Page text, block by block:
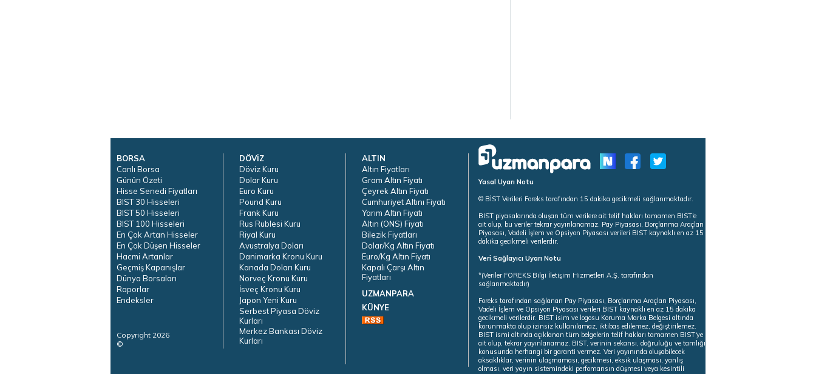
BORSA
Canlı Borsa
Günün Özeti
Hisse Senedi Fiyatları
BIST 30 Hisseleri
BIST 50 Hisseleri
BIST 100 Hisseleri
En Çok Artan Hisseler
En Çok Düşen Hisseler
Hacmi Artanlar
Geçmiş Kapanışlar
Dünya Borsaları
Raporlar
Endeksler
Copyright 2026
©
DÖVİZ
Döviz Kuru
Dolar Kuru
Euro Kuru
Pound Kuru
Frank Kuru
Rus Rublesi Kuru
Riyal Kuru
Avustralya Doları
Danimarka Kronu Kuru
Kanada Doları Kuru
Norveç Kronu Kuru
İsveç Kronu Kuru
Japon Yeni Kuru
Serbest Piyasa Döviz
Kurları
Merkez Bankası Döviz
Kurları
ALTIN
Altın Fiyatları
Gram Altın Fiyatı
Çeyrek Altın Fiyatı
Cumhuriyet Altını Fiyatı
Yarım Altın Fiyatı
Altın (ONS) Fiyatı
Bilezik Fiyatları
Dolar/Kg Altın Fiyatı
Euro/Kg Altın Fiyatı
Kapalı Çarşı Altın
Fiyatları
UZMANPARA
KÜNYE
Yasal Uyarı Notu
© BİST Verileri Foreks tarafından 15 dakika gecikmeli sağlanmaktadır.
BIST piyasalarında oluşan tüm verilere ait telif hakları tamamen BIST'e
ait olup, bu veriler tekrar yayınlanamaz. Pay Piyasası, Borçlanma Araçları
Piyasası, Vadeli İşlem ve Opsiyon Piyasası verileri BIST kaynaklı en az 15
dakika gecikmeli verilerdir.
Veri Sağlayıcı Uyarı Notu
*(Veriler FOREKS Bilgi İletişim Hizmetleri A.Ş. tarafından
sağlanmaktadır)
Foreks tarafından sağlanan Pay Piyasası, Borçlanma Araçları Piyasası,
Vadeli İşlem ve Opsiyon Piyasası verileri BIST kaynaklı en az 15 dakika
gecikmeli verilerdir. BIST isim ve logosu Koruma Marka Belgesi altında
korunmakta olup izinsiz kullanılamaz, iktibas edilemez, değiştirilemez.
BIST ismi altında açıklanan tüm belgelerin telif hakları tamamen BIST'ye
ait olup, tekrar yayınlanamaz. BIST, verinin sekansı, doğruluğu ve tamlığı
konusunda herhangi bir garanti vermez. Veri yayınında oluşabilecek
aksaklıklar, verinin ulaşmaması, gecikmesi, eksik ulaşması, yanlış
olması, veri yayın sistemindeki perfomansın düşmesi veya kesintili